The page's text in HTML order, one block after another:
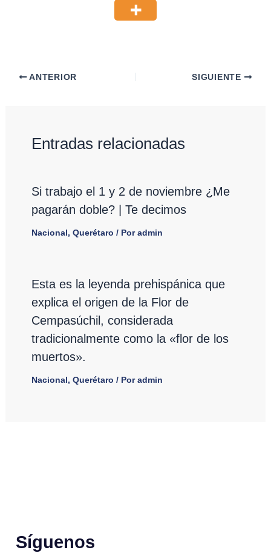
ANTERIOR SIGUIENTE
Entradas relacionadas
Si trabajo el 1 y 2 de noviembre ¿Me
pagarán doble? | Te decimos
Nacional, Querétaro / Poradmin
Esta es la leyenda prehispánica que
explica el origen de la Flor de
Cempasúchil, considerada
tradicionalmente como la «flor de los
muertos».
Nacional, Querétaro / Poradmin
Síguenos